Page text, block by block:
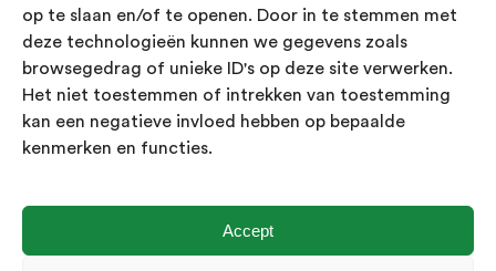
op te slaan en/of te openen. Door in te stemmen met
deze technologieën kunnen we gegevens zoals
browsegedrag of unieke ID's op deze site verwerken.
Het niet toestemmen of intrekken van toestemming
kan een negatieve invloed hebben op bepaalde
kenmerken en functies.
Accept
24-26 March / IAW Trade Fair - Cologne
Bestel GRATIS kaarten
Contact